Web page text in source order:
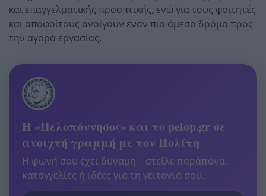
και επαγγελματικής προοπτικής, ενώ για τους φοιτητές
και αποφοίτους ανοίγουν έναν πιο άμεσο δρόμο προς
την αγορά εργασίας.
Η «Πελοπόννησος» και το pelop.gr σε
ανοιχτή γραμμή με τον Πολίτη
Η φωνή σου έχει δύναμη – στείλε παράπονα,
καταγγελίες ή ιδέες για τη γειτονιά σου.